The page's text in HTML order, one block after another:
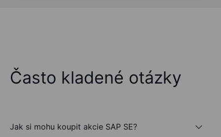
Často kladené otázky
Jak si mohu koupit akcie SAP SE?